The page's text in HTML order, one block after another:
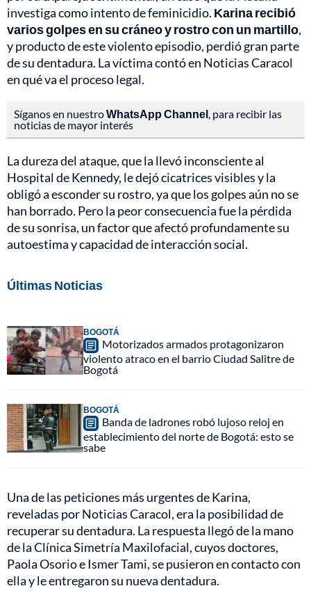
investiga como intento de feminicidio. Karina recibió
varios golpes en su cráneo y rostro con un martillo,
y producto de este violento episodio, perdió gran parte
de su dentadura. La víctima contó en Noticias Caracol
en qué va el proceso legal.
Síganos en nuestroWhatsApp Channel , para recibir las
noticias de mayor interés
La dureza del ataque, que la llevó inconsciente al
Hospital de Kennedy, le dejó cicatrices visibles y la
obligó a esconder su rostro, ya que los golpes aún no se
han borrado. Pero la peor consecuencia fue la pérdida
de su sonrisa, un factor que afectó profundamente su
autoestima y capacidad de interacción social.
Últimas Noticias
BOGOTÁ
Motorizados armados protagonizaron
violento atraco en el barrio Ciudad Salitre de
Bogotá
BOGOTÁ
Banda de ladrones robó lujoso reloj en
establecimiento del norte de Bogotá: esto se
sabe
Una de las peticiones más urgentes de Karina,
reveladas por Noticias Caracol, era la posibilidad de
recuperar su dentadura. La respuesta llegó de la mano
de la Clínica Simetría Maxilofacial, cuyos doctores,
Paola Osorio e Ismer Tami, se pusieron en contacto con
ella y le entregaron su nueva dentadura.